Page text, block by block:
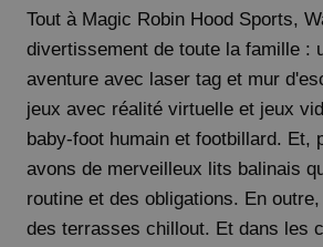
BC™ Music Resort (Recommended
Magic Atrium Plaza
Tout à Magic Robin Hood Sports,
divertissement de toute la famille :
aventure avec laser tag et mur
jeux avec réalité virtuelle et jeux
baby-foot humain et footbillard. Et,
avons de merveilleux lits balinais
routine et des obligations. En
des terrasses chillout. Et dans les